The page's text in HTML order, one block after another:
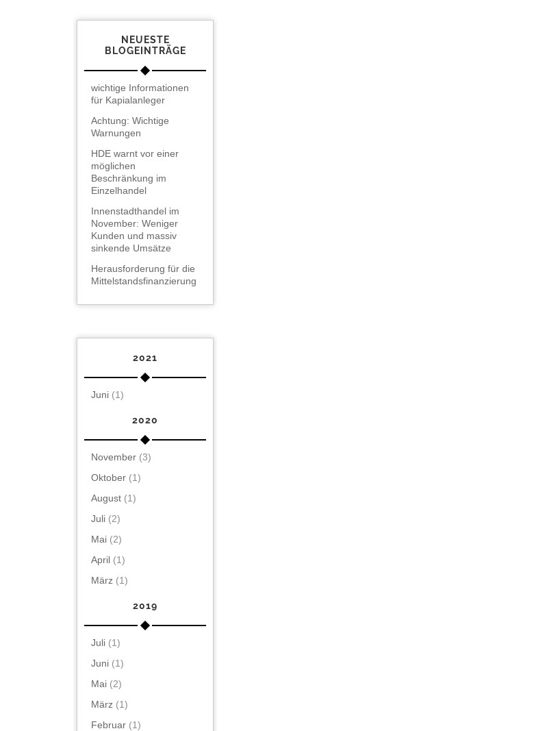
NEUESTE
BLOGEINTRÄGE
wichtige Informationen
für Kapialanleger
Achtung: Wichtige
Warnungen
HDE warnt vor einer
möglichen
Beschränkung im
Einzelhandel
Innenstadthandel im
November: Weniger
Kunden und massiv
sinkende Umsätze
Herausforderung für die
Mittelstandsfinanzierung
2021
Juni (1)
2020
November (3)
Oktober (1)
August (1)
Juli (2)
Mai (2)
April (1)
März (1)
2019
Juli (1)
Juni (1)
Mai (2)
März (1)
Februar (1)